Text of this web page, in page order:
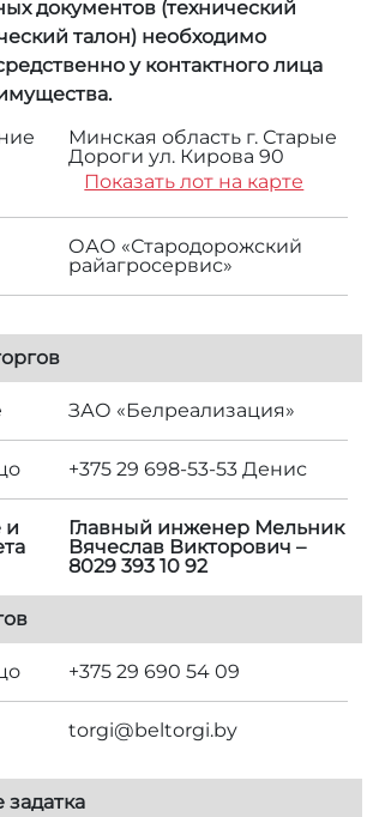
документов (технический
талон) необходимо
у контактного лица
Минская область г. Старые
Дороги ул. Кирова 90
Показать лот на карте
ОАО «Стародорожский
райагросервис»
ЗАО «Белреализация»
+375 29 698-53-53 Денис
и
Главный инженер Мельник
Вячеслав Викторович –
8029 393 10 92
+375 29 690 54 09
torgi@beltorgi.by